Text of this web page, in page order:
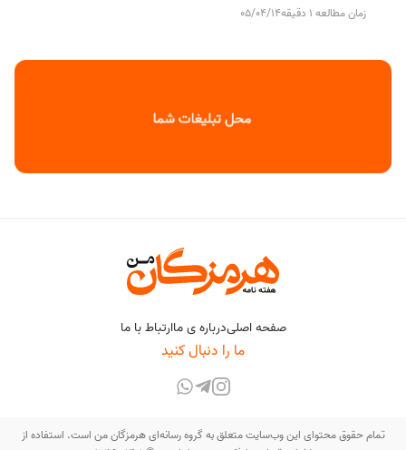
زمان مطالعه 1 دقیقه 05/04/14
صفحه اصلیدرباره ی ماارتباط با ما
ما را دنبال کنید
تمام حقوق محتوای این وب‌سایت متعلق به گروه رسانه‌ای هرمزگان من است. استفاده از